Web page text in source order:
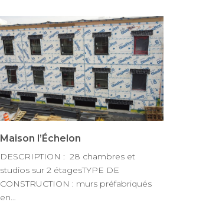
Maison l’Échelon
DESCRIPTION : 28 chambres et
studios sur 2 étagesTYPE DE
CONSTRUCTION : murs préfabriqués
en…